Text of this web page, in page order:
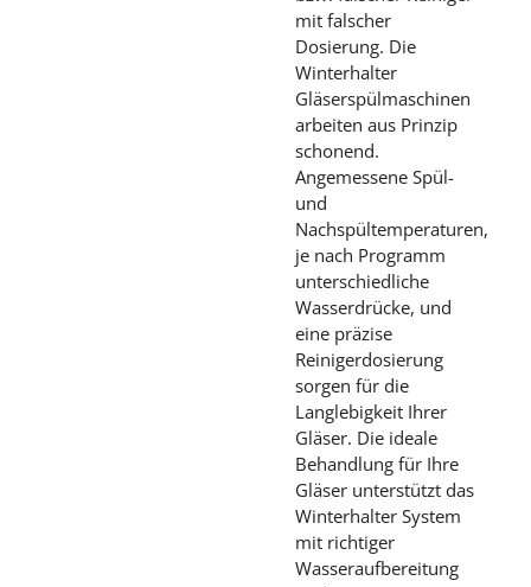
mit falscher
Dosierung. Die
Winterhalter
Gläserspülmaschinen
arbeiten aus Prinzip
schonend.
Angemessene Spül-
und
Nachspültemperaturen,
je nach Programm
unterschiedliche
Wasserdrücke, und
eine präzise
Reinigerdosierung
sorgen für die
Langlebigkeit Ihrer
Gläser. Die ideale
Behandlung für Ihre
Gläser unterstützt das
Winterhalter System
mit richtiger
Wasseraufbereitung